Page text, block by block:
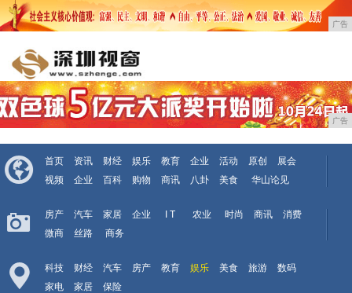
广告
广告
首页 资讯 财经 娱乐 教育 企业 活动 原创
展会
视频
企业 百科 购物 商讯 八卦 美食 华山论见
房产 汽车 家居 企业 I T 农业 时尚 商讯
消费
微商
丝路 商务
科技 财经 汽车 房产 教育 娱乐 美食 旅游
数码
家电
家居 保险